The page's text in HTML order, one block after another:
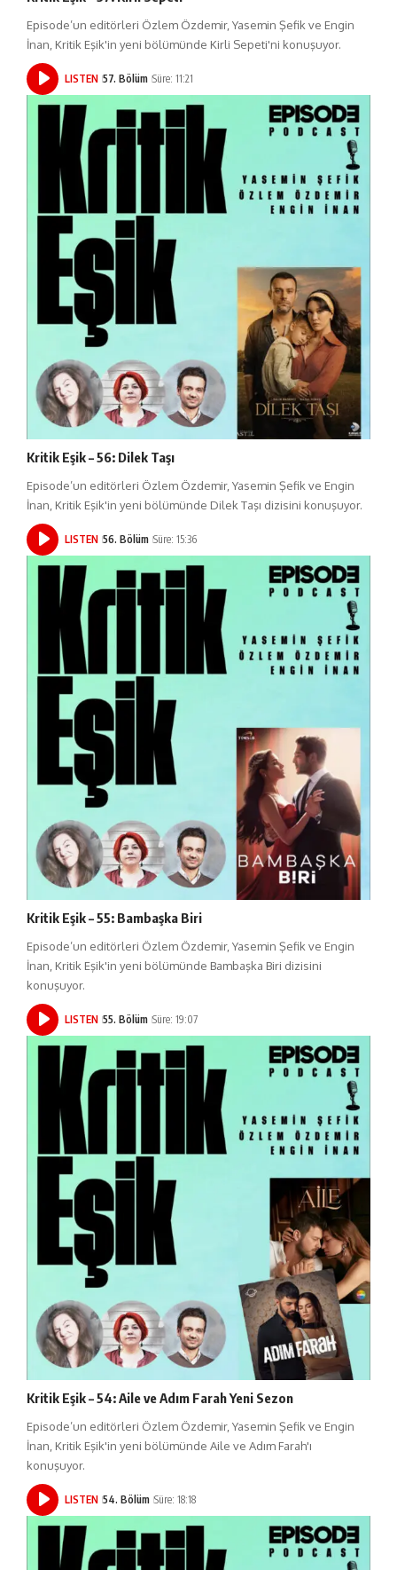
Episode’un editörleri Özlem Özdemir, Yasemin Şefik ve Engin
İnan, Kritik Eşik'in yeni bölümünde Kirli Sepeti'ni konuşuyor.
LISTEN 57. Bölüm Süre: 11:21
Kritik Eşik – 56: Dilek Taşı
Episode’un editörleri Özlem Özdemir, Yasemin Şefik ve Engin
İnan, Kritik Eşik'in yeni bölümünde Dilek Taşı dizisini konuşuyor.
LISTEN 56. Bölüm Süre: 15:36
Kritik Eşik – 55: Bambaşka Biri
Episode’un editörleri Özlem Özdemir, Yasemin Şefik ve Engin
İnan, Kritik Eşik'in yeni bölümünde Bambaşka Biri dizisini
konuşuyor.
LISTEN 55. Bölüm Süre: 19:07
Kritik Eşik – 54: Aile ve Adım Farah Yeni Sezon
Episode’un editörleri Özlem Özdemir, Yasemin Şefik ve Engin
İnan, Kritik Eşik'in yeni bölümünde Aile ve Adım Farah'ı
konuşuyor.
LISTEN 54. Bölüm Süre: 18:18